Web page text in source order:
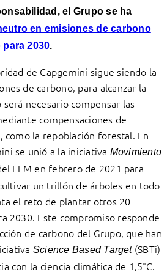
el Grupo se ha
en emisiones de carbono
para 2030.
de Capgemini sigue siendo la
de carbono, para alcanzar la
necesario compensar las
compensaciones de
como la repoblación forestal. En
se unió a la iniciativa Movimiento
FEM en febrero de 2021 para
un trillón de árboles en todo
el reto de plantar otros 20
2030. Este compromiso responde
de carbono del Grupo, que han
Science Based Target(SBTi)
con la ciencia climática de 1,5°C.